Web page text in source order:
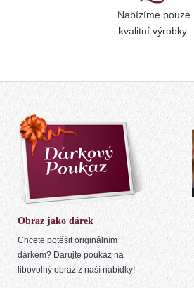
Nabízíme pouze
kvalitní výrobky.
Obraz jako dárek
Chcete potěšit originálním
dárkem? Darujte poukaz na
libovolný obraz z naší nabídky!